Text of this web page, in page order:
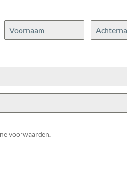
voorwaarden.